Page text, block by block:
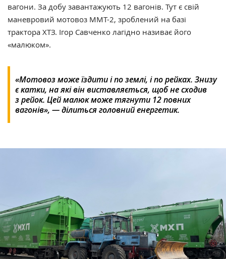
вагони. За добу завантажують 12 вагонів. Тут є свій
маневровий мотовоз ММТ-2, зроблений на базі
трактора ХТЗ. Ігор Савченко лагідно називає його
«малюком».
«Мотовоз може їздити і по землі, і по рейках. Знизу
є катки, на які він виставляється, щоб не сходив
з рейок. Цей малюк може тягнути 12 повних
вагонів», — ділиться головнийенергетик.